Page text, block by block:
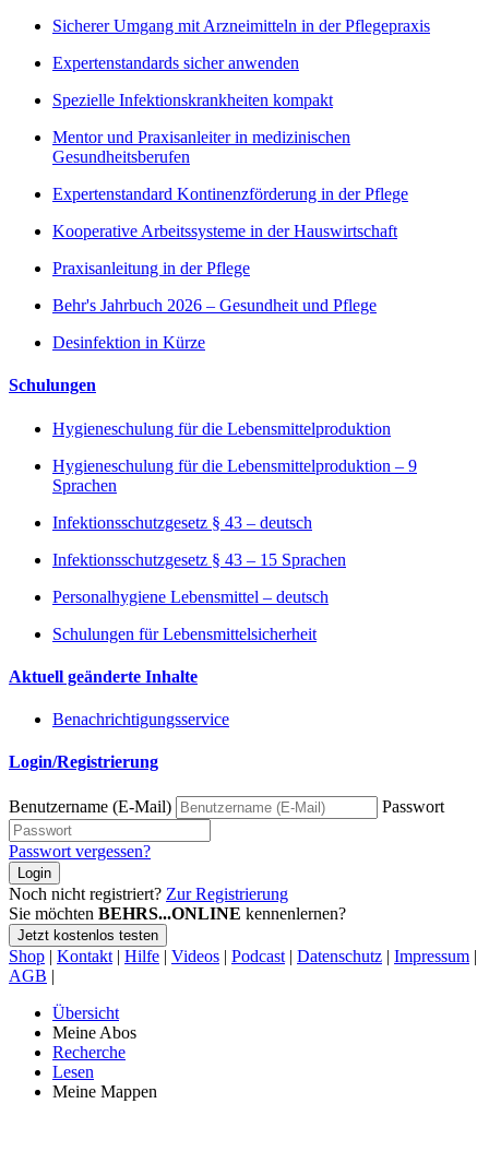
Sicherer Umgang mit Arzneimitteln in der Pflegepraxis
Expertenstandards sicher anwenden
Spezielle Infektionskrankheiten kompakt
Mentor und Praxisanleiter in medizinischen
Gesundheitsberufen
Expertenstandard Kontinenzförderung in der Pflege
Kooperative Arbeitssysteme in der Hauswirtschaft
Praxisanleitung in der Pflege
Behr's Jahrbuch 2026 – Gesundheit und Pflege
Desinfektion in Kürze
Schulungen
Hygieneschulung für die Lebensmittelproduktion
Hygieneschulung für die Lebensmittelproduktion – 9
Sprachen
Infektionsschutzgesetz § 43 – deutsch
Infektionsschutzgesetz § 43 – 15 Sprachen
Personalhygiene Lebensmittel – deutsch
Schulungen für Lebensmittelsicherheit
Aktuell geänderte Inhalte
Benachrichtigungsservice
Login/Registrierung
Benutzername (E-Mail) Passwort
Passwort vergessen?
Login
Noch nicht registriert? Zur Registrierung
Sie möchten BEHRS...ONLINE kennenlernen?
Jetzt kostenlos testen
Shop | Kontakt | Hilfe | Videos | Podcast | Datenschutz | Impressum |
AGB |
Übersicht
Meine Abos
Recherche
Lesen
Meine Mappen